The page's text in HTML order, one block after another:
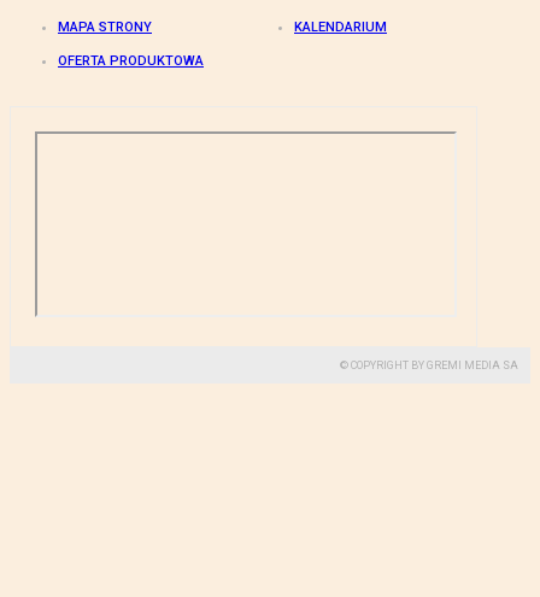
MAPA STRONY KALENDARIUM
OFERTA PRODUKTOWA
© COPYRIGHT BY GREMI MEDIA SA